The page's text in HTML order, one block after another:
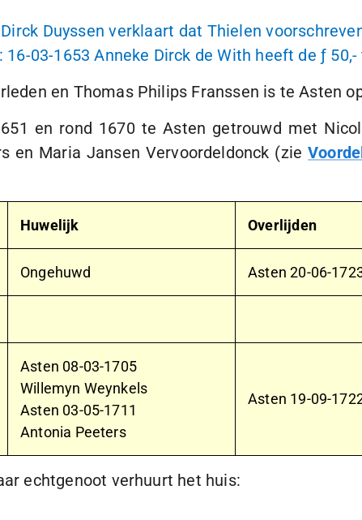
Duyssen verklaart dat Thielen
16-03-1653 Anneke Dirck de With heeft deƒ 50,-
en Thomas Philips Franssen is te Asten
en rond 1670 te Asten getrouwd met
en Maria Jansen Vervoordeldonck (zie
Huwelijk Overlijden
Ongehuwd Asten20-06-
Asten 08-03-1705
Willemyn Weynkels
Asten 03-05-1711
Antonia Peeters
Asten 19-09-
echtgenoot verhuurt het huis: